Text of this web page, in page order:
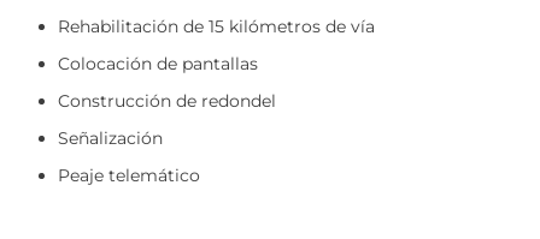
Rehabilitación de 15 kilómetros de vía
Colocación de pantallas
Construcción de redondel
Señalización
Peaje telemático